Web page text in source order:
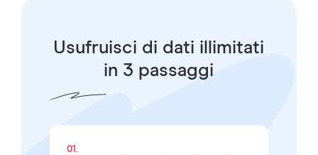
Usufruisci di dati illimitati
in 3 passaggi
01.